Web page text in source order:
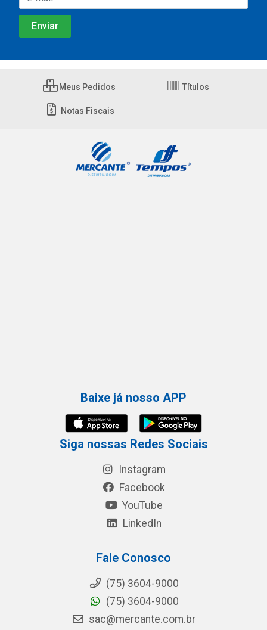
Meus Pedidos Títulos
Notas Fiscais
Baixe já nosso APP
Siga nossas Redes Sociais
Instagram
Facebook
YouTube
LinkedIn
Fale Conosco
(75) 3604-9000
(75) 3604-9000
sac@mercante.com.br